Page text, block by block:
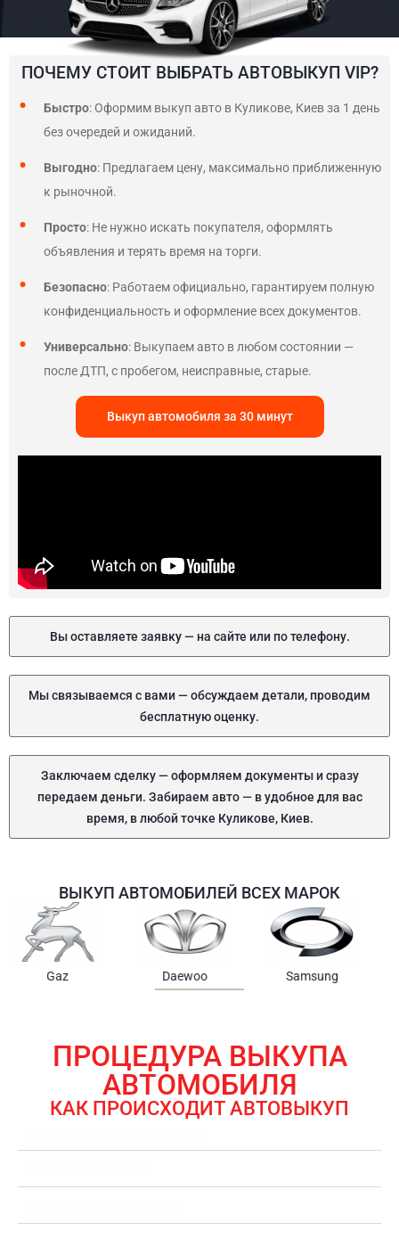
ПОЧЕМУ СТОИТ ВЫБРАТЬ АВТОВЫКУП VIP?
Быстро: Оформим выкуп авто в Куликове, Киев за 1 день
без очередей и ожиданий.
Выгодно: Предлагаем цену, максимально приближенную
к рыночной.
Просто: Не нужно искать покупателя, оформлять
объявления и терять время на торги.
Безопасно: Работаем официально, гарантируем полную
конфиденциальность и оформление всех документов.
Универсально: Выкупаем авто в любом состоянии —
после ДТП, с пробегом, неисправные, старые.
Выкуп автомобиля за 30 минут
Вы оставляете заявку — на сайте или по телефону.
Мы связываемся с вами — обсуждаем детали, проводим
бесплатную оценку.
Заключаем сделку — оформляем документы и сразу
передаем деньги. Забираем авто — в удобное для вас
время, в любой точке Куликове, Киев.
ВЫКУП АВТОМОБИЛЕЙ ВСЕХ МАРОК
Samsung Chrysler Gmc
ПРОЦЕДУРА ВЫКУПА
АВТОМОБИЛЯ
КАК ПРОИСХОДИТ АВТОВЫКУП